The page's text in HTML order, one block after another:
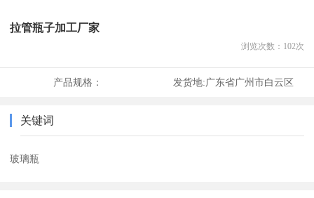
拉管瓶子加工厂家
浏览次数： 102次
产品规格： 发货地:广东省广州市白云区
关键词
玻璃瓶